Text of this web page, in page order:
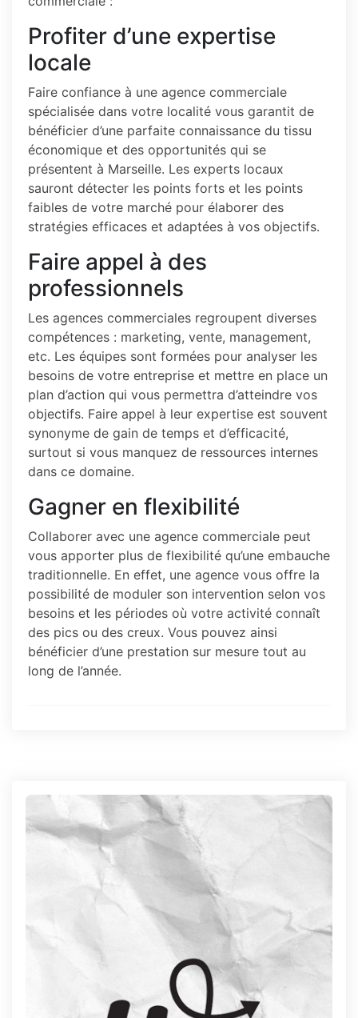
Profiter d’une expertise
locale
Faire confiance à une agence commerciale
spécialisée dans votre localité vous garantit de
bénéficier d’une parfaite connaissance du tissu
économique et des opportunités qui se
présentent à Marseille. Les experts locaux
sauront détecter les points forts et les points
faibles de votre marché pour élaborer des
stratégies efficaces et adaptées à vos objectifs.
Faire appel à des
professionnels
Les agences commerciales regroupent diverses
compétences : marketing, vente, management,
etc. Les équipes sont formées pour analyser les
besoins de votre entreprise et mettre en place un
plan d’action qui vous permettra d’atteindre vos
objectifs. Faire appel à leur expertise est souvent
synonyme de gain de temps et d’efficacité,
surtout si vous manquez de ressources internes
dans ce domaine.
Gagner en flexibilité
Collaborer avec une agence commerciale peut
vous apporter plus de flexibilité qu’une embauche
traditionnelle. En effet, une agence vous offre la
possibilité de moduler son intervention selon vos
besoins et les périodes où votre activité connaît
des pics ou des creux. Vous pouvez ainsi
bénéficier d’une prestation sur mesure tout au
long de l’année.